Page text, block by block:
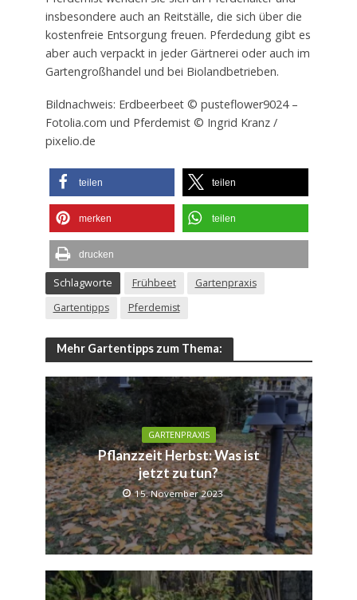
insbesondere auch an Reitställe, die sich über die
kostenfreie Entsorgung freuen. Pferdedung gibt es
aber auch verpackt in jeder Gärtnerei oder auch im
Gartengroßhandel und bei Biolandbetrieben.
Bildnachweis: Erdbeerbeet © pusteflower9024 –
Fotolia.com und Pferdemist © Ingrid Kranz /
pixelio.de
teilen teilen
merken teilen
drucken
Schlagworte Frühbeet
Gartenpraxis
Gartentipps
Pferdemist
Mehr Gartentipps zum Thema:
GARTENPRAXIS
Pflanzzeit Herbst: Was ist
jetzt zu tun?
15. November 2023